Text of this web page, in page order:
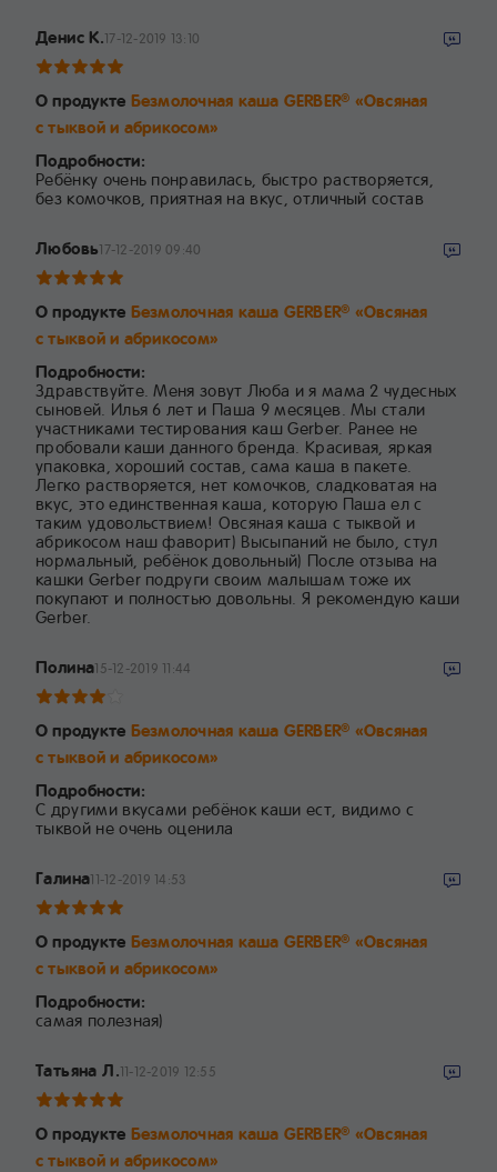
Денис К.17-12-2019 13:10
О продукте Безмолочная каша GERBER® «Овсяная
с тыквой и абрикосом»
Подробности:
Ребёнку очень понравилась, быстро растворяется,
без комочков, приятная на вкус, отличный состав
Любовь17-12-2019 09:40
О продукте Безмолочная каша GERBER® «Овсяная
с тыквой и абрикосом»
Подробности:
Здравствуйте. Меня зовут Люба и я мама 2 чудесных
сыновей. Илья 6 лет и Паша 9 месяцев. Мы стали
участниками тестирования каш Gerber. Ранее не
пробовали каши данного бренда. Красивая, яркая
упаковка, хороший состав, сама каша в пакете.
Легко растворяется, нет комочков, сладковатая на
вкус, это единственная каша, которую Паша ел с
таким удовольствием! Овсяная каша с тыквой и
абрикосом наш фаворит) Высыпаний не было, стул
нормальный, ребёнок довольный) После отзыва на
кашки Gerber подруги своим малышам тоже их
покупают и полностью довольны. Я рекомендую каши
Gerber.
Полина15-12-2019 11:44
О продукте Безмолочная каша GERBER® «Овсяная
с тыквой и абрикосом»
Подробности:
С другими вкусами ребёнок каши ест, видимо с
тыквой не очень оценила
Галина11-12-2019 14:53
О продукте Безмолочная каша GERBER® «Овсяная
с тыквой и абрикосом»
Подробности:
самая полезная)
Татьяна Л.11-12-2019 12:55
О продукте Безмолочная каша GERBER® «Овсяная
с тыквой и абрикосом»